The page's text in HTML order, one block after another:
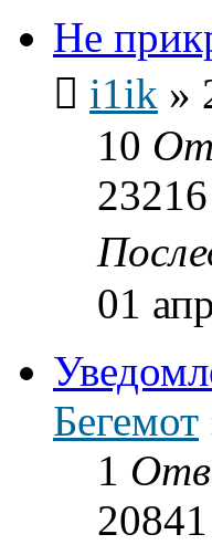
Не
i1ik »
10
23216
01
Бегемот
1
20841